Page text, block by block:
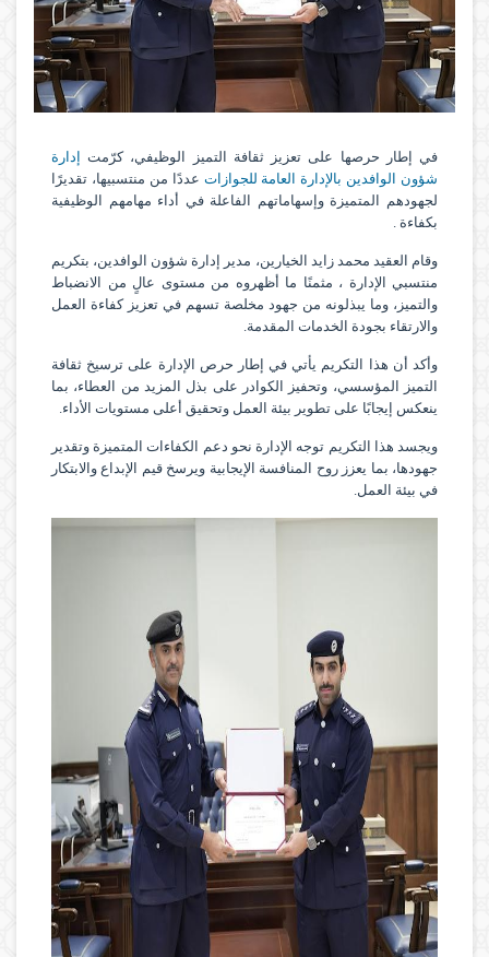
في إطار حرصها على تعزيز ثقافة التميز الوظيفي، كرّمت إدارة
شؤون الوافدين بالإدارة العامة للجوازات عددًا من منتسبيها، تقديرًا
لجهودهم المتميزة وإسهاماتهم الفاعلة في أداء مهامهم الوظيفية
بكفاءة .
وقام العقيد محمد زايد الخيارين، مدير إدارة شؤون الوافدين، بتكريم
منتسبي الإدارة ، مثمنًا ما أظهروه من مستوى عالٍ من الانضباط
والتميز، وما يبذلونه من جهود مخلصة تسهم في تعزيز كفاءة العمل
والارتقاء بجودة الخدمات المقدمة.
وأكد أن هذا التكريم يأتي في إطار حرص الإدارة على ترسيخ ثقافة
التميز المؤسسي، وتحفيز الكوادر على بذل المزيد من العطاء، بما
ينعكس إيجابًا على تطوير بيئة العمل وتحقيق أعلى مستويات الأداء.
ويجسد هذا التكريم توجه الإدارة نحو دعم الكفاءات المتميزة وتقدير
جهودها، بما يعزز روح المنافسة الإيجابية ويرسخ قيم الإبداع والابتكار
في بيئة العمل.